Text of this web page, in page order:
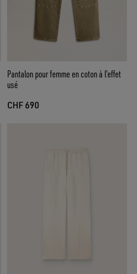
Pantalon pour femme en coton à l’effet
usé
CHF 690